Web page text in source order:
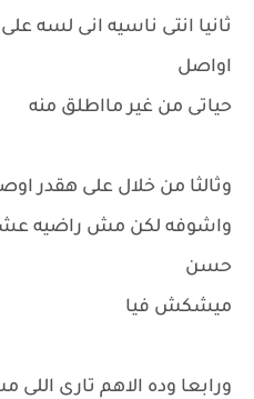
ثانيا انتى ناسيه انى لسه
اواصل
حياتى من غير مااطلق منه
وثالثا من خلال على هقدر
واشوفه لكن مش راضيه
حسن
ميشكش فيا
ورابعا وده الاهم تارى